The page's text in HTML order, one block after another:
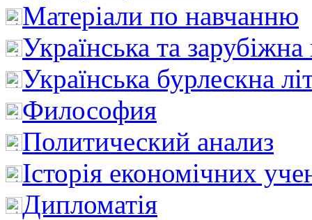
Матеріали по навчанню
Українська та зарубіжна
Українська бурлескна
Философия
Политический анализ
Історія економічних
Дипломатія